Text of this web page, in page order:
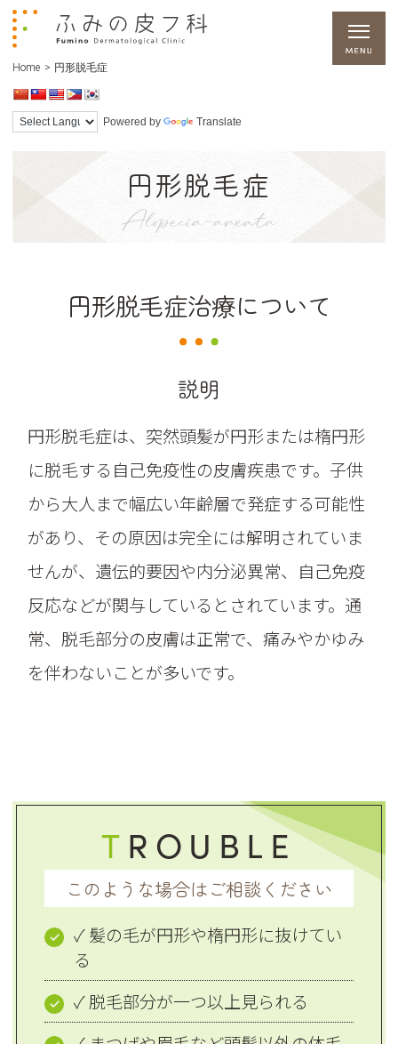
Home > 円形脱毛症
Powered by Translate
円形脱毛症
Alopecia-areata
円形脱毛症治療について
説明
円形脱毛症は、突然頭髪が円形または楕円形
に脱毛する自己免疫性の皮膚疾患です。子供
から大人まで幅広い年齢層で発症する可能性
があり、その原因は完全には解明されていま
せんが、遺伝的要因や内分泌異常、自己免疫
反応などが関与しているとされています。通
常、脱毛部分の皮膚は正常で、痛みやかゆみ
を伴わないことが多いです。
T ROUBLE
このような場合はご相談ください
✓ 髪の毛が円形や楕円形に抜けてい
る
✓ 脱毛部分が一つ以上見られる